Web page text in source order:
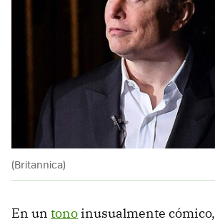
(Britannica)
En un tono inusualmente cómico,